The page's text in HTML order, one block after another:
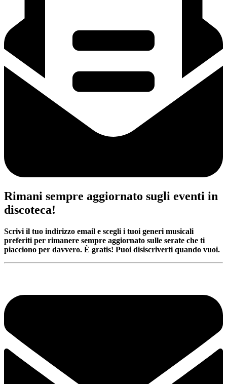
Rimani sempre aggiornato sugli eventi in
discoteca!
Scrivi il tuo indirizzo email e scegli i tuoi generi musicali
preferiti per rimanere sempre aggiornato sulle serate che ti
piacciono per davvero. È gratis! Puoi disiscriverti quando vuoi.